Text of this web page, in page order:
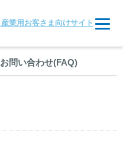
問い合わせ(FAQ)